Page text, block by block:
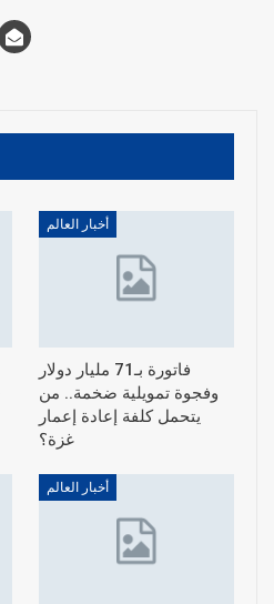
أخبار العالم
فاتورة بـ71 مليار دولار
وفجوة تمويلية ضخمة.. من
يتحمل كلفة إعادة إعمار
غزة؟
أخبار العالم